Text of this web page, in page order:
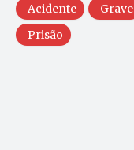
Acidente Grave
Prisão